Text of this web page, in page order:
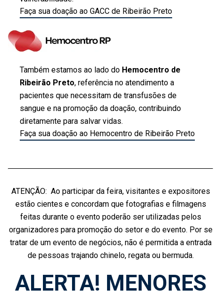
Faça sua doação ao GACC de Ribeirão Preto
Também estamos ao lado do Hemocentro de
Ribeirão Preto, referência no atendimento a
pacientes que necessitam de transfusões de
sangue e na promoção da doação, contribuindo
diretamente para salvar vidas.
Faça sua doação ao Hemocentro de Ribeirão Preto
ATENÇÃO: Ao participar da feira, visitantes e expositores
estão cientes e concordam que fotografias e filmagens
feitas durante o evento poderão ser utilizadas pelos
organizadores para promoção do setor e do evento. Por se
tratar de um evento de negócios, não é permitida a entrada
de pessoas trajando chinelo, regata ou bermuda.
ALERTA! MENORES